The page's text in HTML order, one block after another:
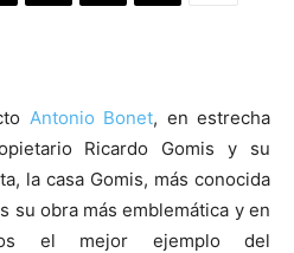
Antonio Bonet, en estrecha
Ricardo Gomis y su
la casa Gomis, más conocida
su obra más emblemática y en
el mejor ejemplo del